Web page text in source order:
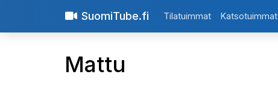
SuomiTube.fi Tilatuimmat Katsotuimmat
Mattu